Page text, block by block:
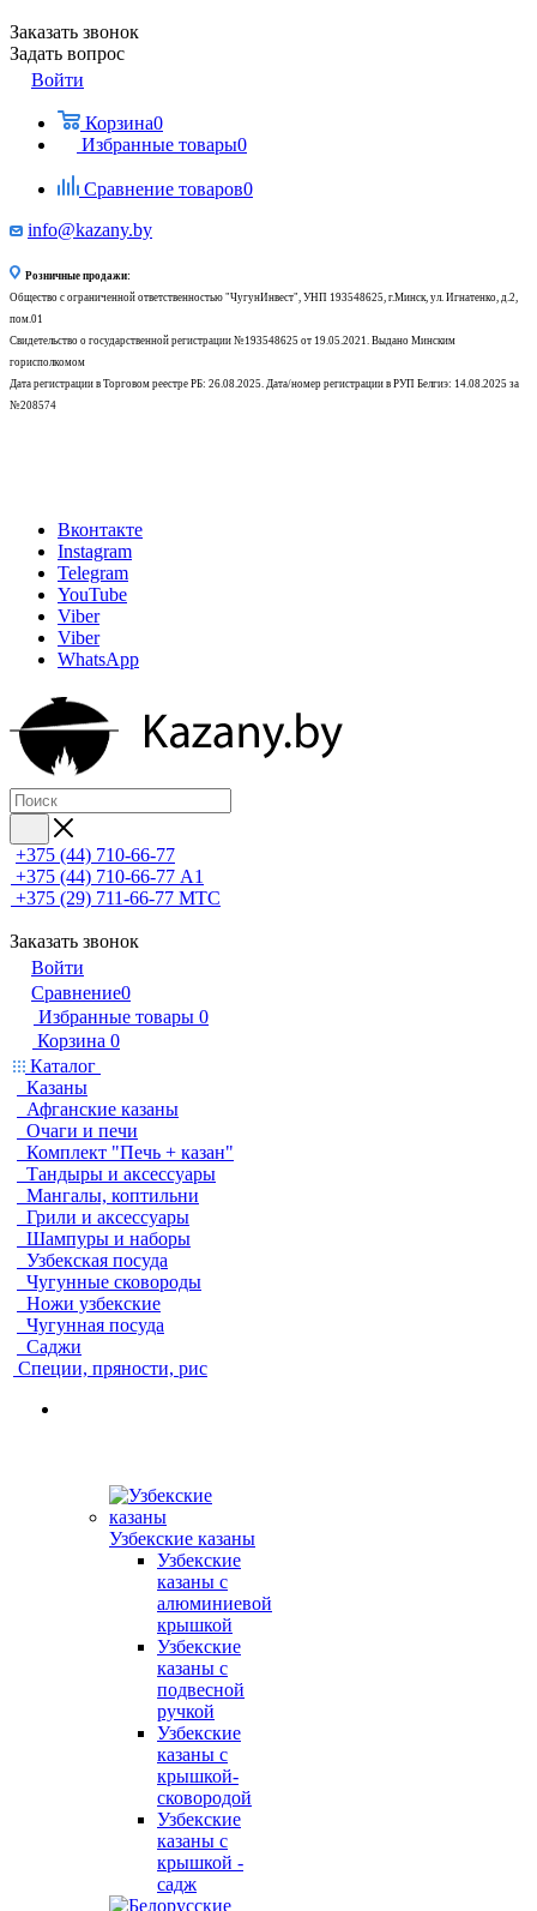
Заказать звонок
Задать вопрос
Войти
Корзина0
Избранные товары0
Сравнение товаров0
info@kazany.by
Розничные продажи:
Общество с ограниченной ответственностью "ЧугунИнвест", УНП 193548625, г.Минск, ул. Игнатенко, д.2,
пом.01
Свидетельство о государственной регистрации №193548625 от 19.05.2021. Выдано Минским
горисполкомом
Дата регистрации в Торговом реестре РБ: 26.08.2025. Дата/номер регистрации в РУП Белгиэ: 14.08.2025 за
№208574
Вконтакте
Instagram
Telegram
YouTube
Viber
Viber
WhatsApp
+375 (44) 710-66-77
+375 (44) 710-66-77 А1
+375 (29) 711-66-77 МТС
Заказать звонок
Войти
Сравнение0
Избранные товары 0
Корзина 0
Каталог
Казаны
Афганские казаны
Очаги и печи
Комплект "Печь + казан"
Тандыры и аксессуары
Мангалы, коптильни
Грили и аксессуары
Шампуры и наборы
Узбекская посуда
Чугунные сковороды
Ножи узбекские
Чугунная посуда
Саджи
Специи, пряности, рис
Узбекские казаны
Узбекские
казаны с
алюминиевой
крышкой
Узбекские
казаны с
подвесной
ручкой
Узбекские
казаны с
крышкой-
сковородой
Узбекские
казаны с
крышкой -
садж